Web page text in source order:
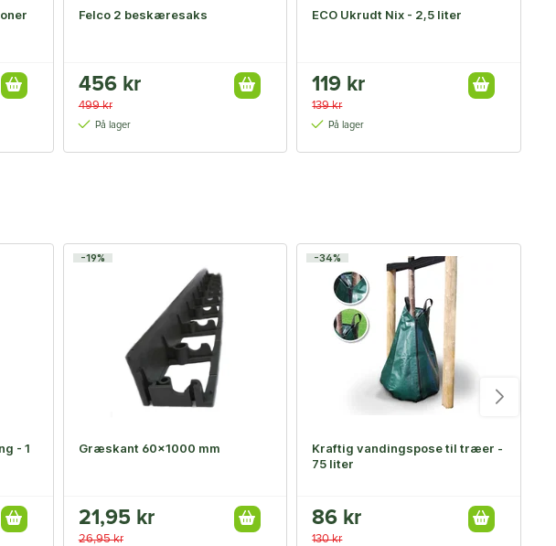
Felco 2 beskæresaks
456 kr
499 kr
På lager
ECO Ukrudt Nix - 2,5 liter
119 kr
139 kr
På lager
- 1
-19%
Græskant 60x1000 mm
21,95 kr
26,95 kr
-34%
Kraftig vandingspose til træer -
75 liter
86 kr
130 kr